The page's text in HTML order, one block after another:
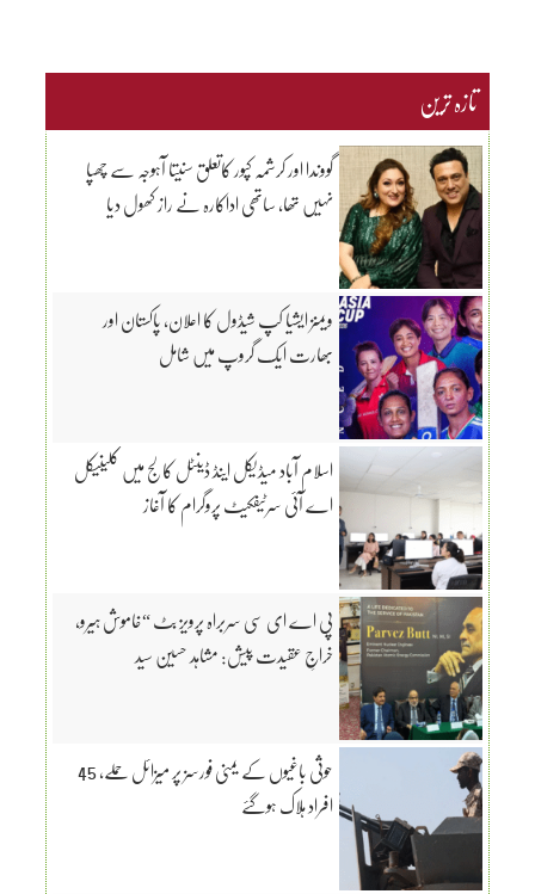
تازہ ترین
گووندا اور کرشمہ کپور کاتعلق سنیتا آہوجہ سے چھپا
نہیں تھا، ساتھی اداکارہ نے راز کھول دیا
ویمنز ایشیا کپ شیڈول کا اعلان، پاکستان اور
بھارت ایک گروپ میں شامل
اسلام آباد میڈیکل اینڈ ڈینٹل کالج میں کلینیکل
اے آئی سرٹیفکیٹ پروگرام کا آغاز
پی اے ای سی سربراہ پرویز بٹ “خاموش ہیرو،
خراجِ عقیدت پیش: مشاہد حسین سید
حوثی باغیوں کے یمنی فورسز پر میزائل حملے، 45
افراد ہلاک ہوگئے